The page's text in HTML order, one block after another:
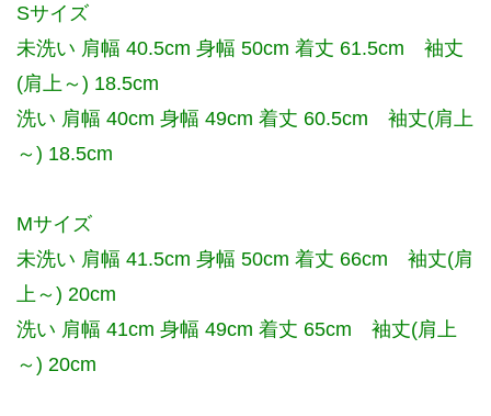
Sサイズ
未洗い 肩幅 40.5cm 身幅 50cm 着丈 61.5cm 袖丈
(肩上～) 18.5cm
洗い 肩幅 40cm 身幅 49cm 着丈 60.5cm 袖丈(肩上
～) 18.5cm
Mサイズ
未洗い 肩幅 41.5cm 身幅 50cm 着丈 66cm 袖丈(肩
上～) 20cm
洗い 肩幅 41cm 身幅 49cm 着丈 65cm 袖丈(肩上
～) 20cm